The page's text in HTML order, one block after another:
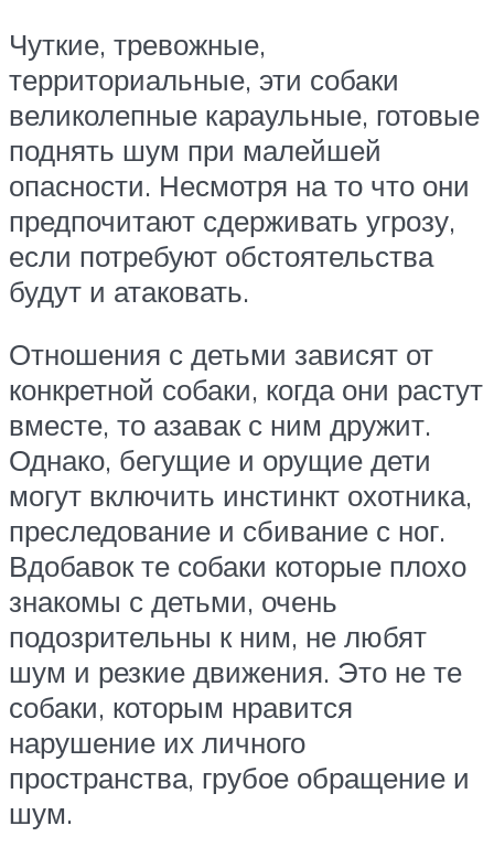
Чуткие, тревожные,
территориальные, эти собаки
великолепные караульные, готовые
поднять шум при малейшей
опасности. Несмотря на то что они
предпочитают сдерживать угрозу,
если потребуют обстоятельства
будут и атаковать.
Отношения с детьми зависят от
конкретной собаки, когда они растут
вместе, то азавак с ним дружит.
Однако, бегущие и орущие дети
могут включить инстинкт охотника,
преследование и сбивание с ног.
Вдобавок те собаки которые плохо
знакомы с детьми, очень
подозрительны к ним, не любят
шум и резкие движения. Это не те
собаки, которым нравится
нарушение их личного
пространства, грубое обращение и
шум.